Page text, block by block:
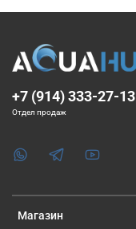
Магазин
+7 (914) 333-27-13
Отдел продаж